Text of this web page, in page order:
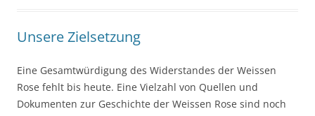
Unsere Zielsetzung
Eine Gesamtwürdigung des Widerstandes der Weissen
Rose fehlt bis heute. Eine Vielzahl von Quellen und
Dokumenten zur Geschichte der Weissen Rose sind noch